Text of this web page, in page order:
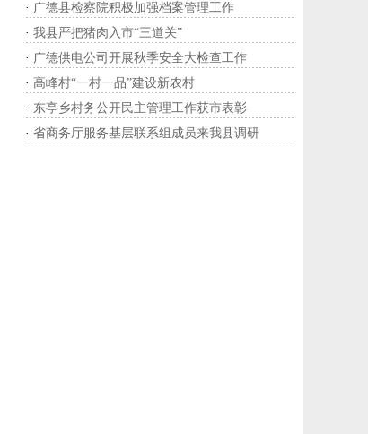
· 广德县检察院积极加强档案管理工作
· 我县严把猪肉入市“三道关”
· 广德供电公司开展秋季安全大检查工作
· 高峰村“一村一品”建设新农村
· 东亭乡村务公开民主管理工作获市表彰
· 省商务厅服务基层联系组成员来我县调研